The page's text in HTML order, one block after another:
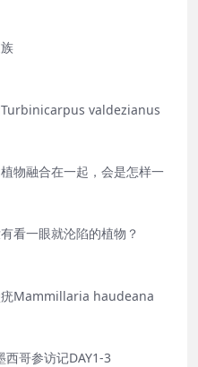
Turbinicarpus valdezianus
物融合在一起，会是怎样一
看一眼就沦陷的植物？
疣Mammillaria haudeana
哥参访记DAY1-3